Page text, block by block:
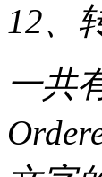
12、
一共